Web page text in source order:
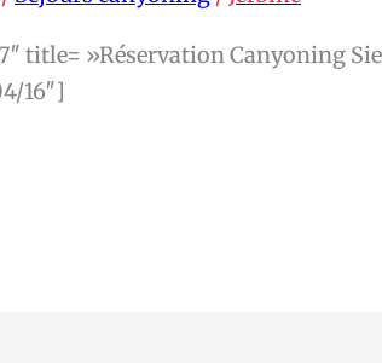
title= »Réservation Canyoning
16″]